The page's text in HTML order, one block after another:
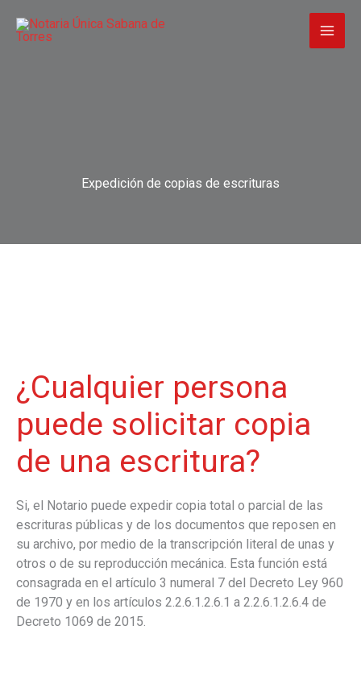
Expedición de copias de escrituras
¿Cualquier persona
puede solicitar copia
de una escritura?
Si, el Notario puede expedir copia total o parcial de las
escrituras públicas y de los documentos que reposen en
su archivo, por medio de la transcripción literal de unas y
otros o de su reproducción mecánica. Esta función está
consagrada en el artículo 3 numeral 7 del Decreto Ley 960
de 1970 y en los artículos 2.2.6.1.2.6.1 a 2.2.6.1.2.6.4 de
Decreto 1069 de 2015.